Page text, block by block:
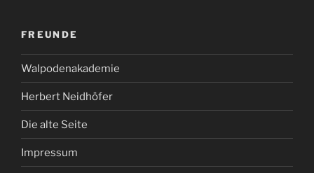
FREUNDE
Walpodenakademie
Herbert Neidhöfer
Die alte Seite
Impressum